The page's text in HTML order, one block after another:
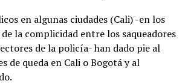
en algunas ciudades (Cali) -en los
la complicidad entre los saqueadores
de la policía- han dado pie al
de queda en Cali o Bogotá y al